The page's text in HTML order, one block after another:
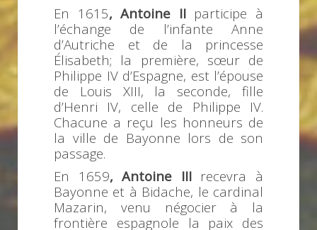
En 1615, Antoine IIparticipe à
l’échange de l’infante Anne
d’Autriche et de la princesse
Élisabeth; la première, sœur de
Philippe IV d’Espagne, est l’épouse
de Louis XIII, la seconde, fille
d’Henri IV, celle de Philippe IV.
Chacune a reçu les honneurs de
la ville de Bayonne lors de son
passage.
En 1659, Antoine IIIrecevra à
Bayonne et à Bidache, le cardinal
Mazarin, venu négocier à la
frontière espagnole la paix des